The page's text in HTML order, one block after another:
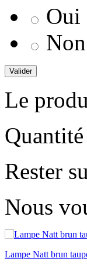
Oui
Non
Valider
Le
Rester
Nous
Lampe Natt brun